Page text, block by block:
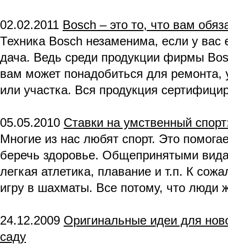
02.02.2011 Bosch – это то, что вам
Техника Bosch незаменима, если у
дача. Ведь среди продукции фирмы
вам может понадобиться для ремонта,
или участка. Вся продукция
05.05.2010 Ставки на умственный
Многие из нас любят спорт. Это
беречь здоровье. Общепринятыми
легкая атлетика, плавание и т.п. К
игру в шахматы. Все потому, что люди
24.12.2009 Оригинальные идеи для
саду